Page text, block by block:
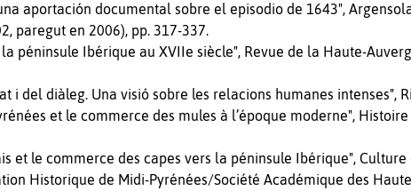
aportación documental sobre el episodio de 1643",
paregut en 2006), pp. 317-337.
péninsule Ibérique au XVIIe siècle", Revue de la Haute-
del diàleg. Una visió sobre les relacions humanes intenses",
et le commerce des mules à l’époque moderne",
et le commerce des capes vers la péninsule Ibérique",
Historique de Midi-Pyrénées/Société Académique des